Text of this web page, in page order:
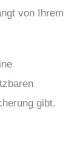
von Ihrem
gibt.